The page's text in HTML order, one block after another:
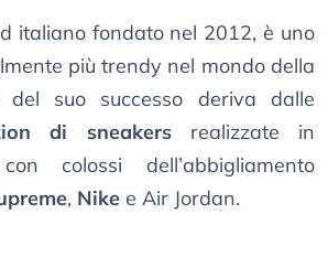
italiano fondato nel 2012, è uno
più trendy nel mondo della
suo successo deriva dalle
di sneakersrealizzate in
colossi dell’abbigliamento
, Nike e Air Jordan.